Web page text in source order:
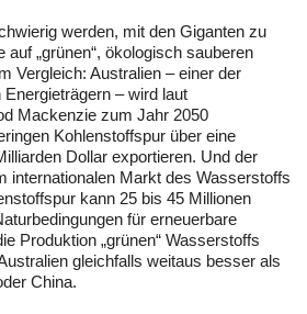
werden, mit den Giganten zu
auf „grünen“, ökologisch sauberen
Vergleich: Australien – einer der
– wird laut
Mackenzie zum Jahr 2050
Kohlenstoffspur über eine
Dollar exportieren. Und der
internationalen Markt des Wasserstoffs
kann 25 bis 45 Millionen
für erneuerbare
Produktion „grünen“ Wasserstoffs
gleichfalls weitaus besser als
China.